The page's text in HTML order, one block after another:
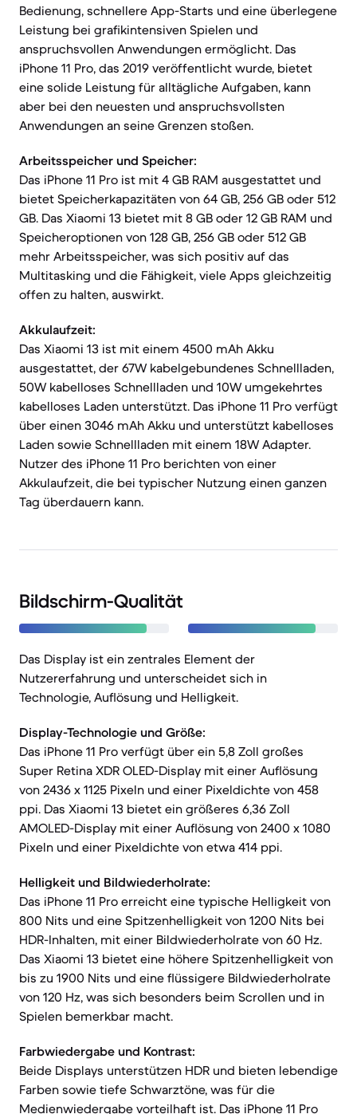
Bedienung, schnellere App-Starts und eine überlegene
Leistung bei grafikintensiven Spielen und
anspruchsvollen Anwendungen ermöglicht. Das
iPhone 11 Pro, das 2019 veröffentlicht wurde, bietet
eine solide Leistung für alltägliche Aufgaben, kann
aber bei den neuesten und anspruchsvollsten
Anwendungen an seine Grenzen stoßen.
Arbeitsspeicher und Speicher:
Das iPhone 11 Pro ist mit 4 GB RAM ausgestattet und
bietet Speicherkapazitäten von 64 GB, 256 GB oder 512
GB. Das Xiaomi 13 bietet mit 8 GB oder 12 GB RAM und
Speicheroptionen von 128 GB, 256 GB oder 512 GB
mehr Arbeitsspeicher, was sich positiv auf das
Multitasking und die Fähigkeit, viele Apps gleichzeitig
offen zu halten, auswirkt.
Akkulaufzeit:
Das Xiaomi 13 ist mit einem 4500 mAh Akku
ausgestattet, der 67W kabelgebundenes Schnellladen,
50W kabelloses Schnellladen und 10W umgekehrtes
kabelloses Laden unterstützt. Das iPhone 11 Pro verfügt
über einen 3046 mAh Akku und unterstützt kabelloses
Laden sowie Schnellladen mit einem 18W Adapter.
Nutzer des iPhone 11 Pro berichten von einer
Akkulaufzeit, die bei typischer Nutzung einen ganzen
Tag überdauern kann.
Bildschirm-Qualität
Das Display ist ein zentrales Element der
Nutzererfahrung und unterscheidet sich in
Technologie, Auflösung und Helligkeit.
Display-Technologie und Größe:
Das iPhone 11 Pro verfügt über ein 5,8 Zoll großes
Super Retina XDR OLED-Display mit einer Auflösung
von 2436 x 1125 Pixeln und einer Pixeldichte von 458
ppi. Das Xiaomi 13 bietet ein größeres 6,36 Zoll
AMOLED-Display mit einer Auflösung von 2400 x 1080
Pixeln und einer Pixeldichte von etwa 414 ppi.
Helligkeit und Bildwiederholrate:
Das iPhone 11 Pro erreicht eine typische Helligkeit von
800 Nits und eine Spitzenhelligkeit von 1200 Nits bei
HDR-Inhalten, mit einer Bildwiederholrate von 60 Hz.
Das Xiaomi 13 bietet eine höhere Spitzenhelligkeit von
bis zu 1900 Nits und eine flüssigere Bildwiederholrate
von 120 Hz, was sich besonders beim Scrollen und in
Spielen bemerkbar macht.
Farbwiedergabe und Kontrast:
Beide Displays unterstützen HDR und bieten lebendige
Farben sowie tiefe Schwarztöne, was für die
Medienwiedergabe vorteilhaft ist. Das iPhone 11 Pro